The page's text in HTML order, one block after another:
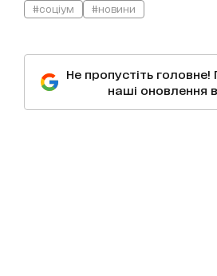
#соціум #новини
Не пропустіть головне!
наші оновлення